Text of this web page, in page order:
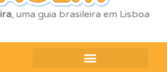
, uma guia brasileira em Lisboa